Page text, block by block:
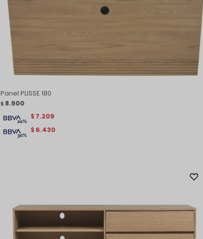
Panel PLISSE 180
$ 8.900
$ 6.430
$ 7.209